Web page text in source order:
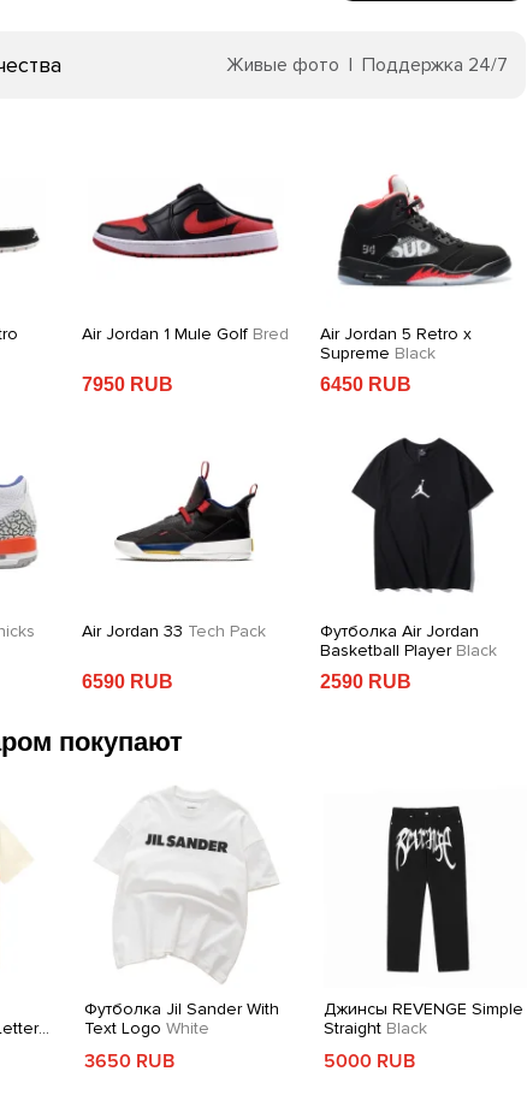
Живые фото | Поддержка 24/7
Air Jordan 1 Mule Golf Bred
7950 RUB
Air Jordan 33 Tech Pack
6590 RUB
Air Jordan 5 Retro x
Supreme Black
6450 RUB
Футболка Air Jordan
Basketball Player Black
2590 RUB
покупают
Футболка Jil Sander With
Text Logo White
3650 RUB
Джинсы REVENGE Simple
Straight Black
5000 RUB